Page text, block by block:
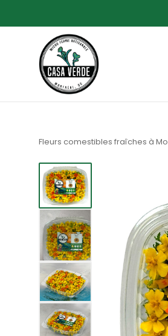
Fleurs comestibles fraîches à
Afficher l'image1
Afficher l'image2
Afficher l'image3
Afficher l'image4